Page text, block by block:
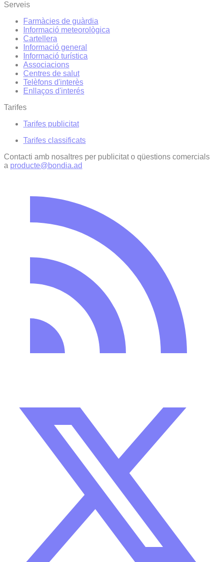
Serveis
Farmàcies de guàrdia
Informació meteorològica
Cartellera
Informació general
Informació turística
Associacions
Centres de salut
Telèfons d'interès
Enllaços d'interés
Tarifes
Tarifes publicitat
Tarifes classificats
Contacti amb nosaltres per publicitat o qüestions comercials
a producte@bondia.ad